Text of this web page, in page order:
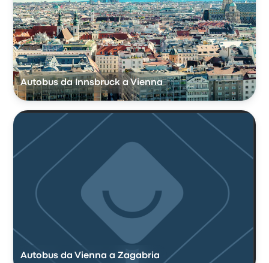
Autobus da Innsbruck a Vienna
Autobus da Vienna a Zagabria